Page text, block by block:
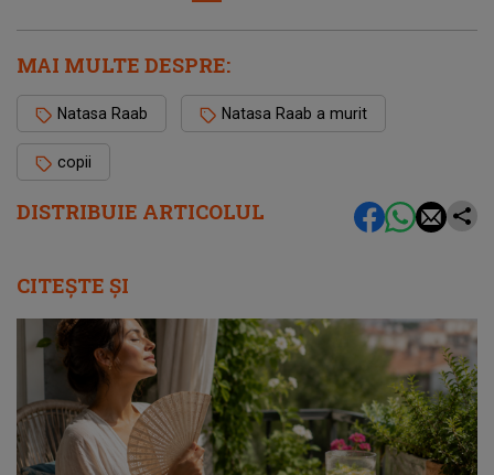
DISTRIBUIE ARTICOLUL
MAI MULTE DESPRE:
Natasa Raab Natasa Raab a murit
copii
CITEȘTE ȘI